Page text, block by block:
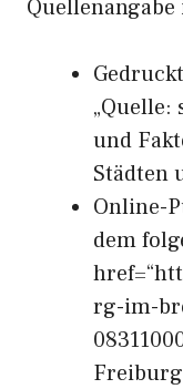
„Quelle:
und
Städten
Online-
dem
rg-im-